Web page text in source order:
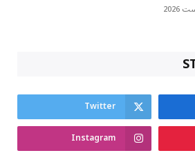
Twitter
Instagram